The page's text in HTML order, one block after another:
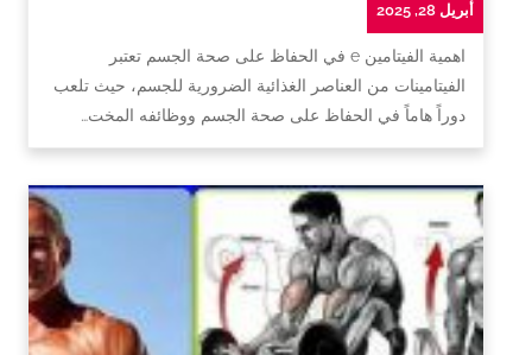
أبريل 28, 2025
اهمية الفيتامين e في الحفاظ على صحة الجسم تعتبر
الفيتامينات من العناصر الغذائية الضرورية للجسم، حيث تلعب
دوراً هاماً في الحفاظ على صحة الجسم ووظائفه المخت…